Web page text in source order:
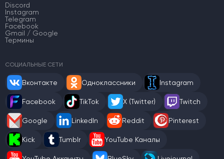
Discord
Instagram
Telegram
Facebook
Gmail / Google
Термины
СОЦИАЛЬНЫЕ СЕТИ
Вконтакте Одноклассники Instagram
Facebook TikTok X (Twitter) Twitch
Google LinkedIn Reddit Pinterest
Kick Tumblr YouTube Каналы